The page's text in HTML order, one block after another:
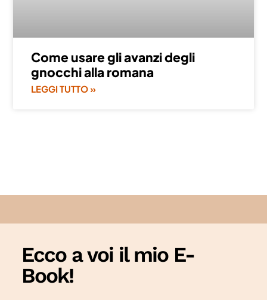
Come usare gli avanzi degli
gnocchi alla romana
LEGGI TUTTO »
Ecco a voi il mio E-
Book!